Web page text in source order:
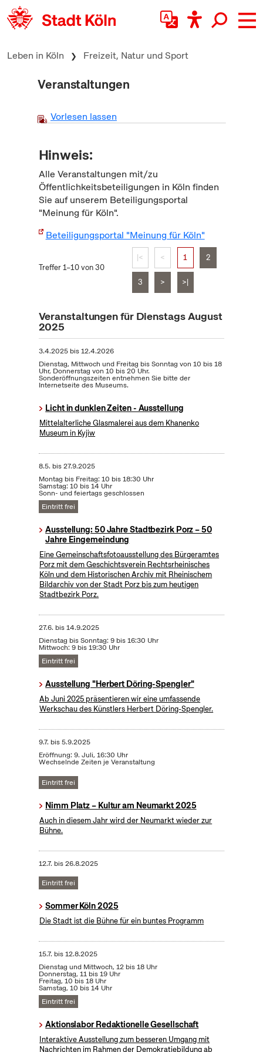
zum Inhalt springen
Leben in Köln Freizeit, Natur und Sport
Veranstaltungen
Vorlesen lassen
Hinweis:
Alle Veranstaltungen mit/zu
Öffentlichkeitsbeteiligungen in Köln finden
Sie auf unserem Beteiligungsportal
"Meinung für Köln".
Beteiligungsportal "Meinung für Köln"
Treffer 1–10 von 30
|< < 1 2
3 > >|
Veranstaltungen für Dienstags August
2025
3.4.2025bis12.4.2026
Dienstag, Mittwoch und Freitag bis Sonntag von 10 bis 18
Uhr, Donnerstag von 10 bis 20 Uhr.
Sonderöffnungszeiten entnehmen Sie bitte der
Internetseite des Museums.
Licht in dunklen Zeiten - Ausstellung
Mittelalterliche Glasmalerei aus dem Khanenko
Museum in Kyjiw
8.5. bis27.9.2025
Montag bis Freitag: 10 bis 18:30 Uhr
Samstag: 10 bis 14 Uhr
Sonn- und feiertags geschlossen
Eintritt frei
Ausstellung: 50 Jahre Stadtbezirk Porz – 50
Jahre Eingemeindung
Eine Gemeinschaftsfotoausstellung des Bürgeramtes
Porz mit dem Geschichtsverein Rechtsrheinisches
Köln und dem Historischen Archiv mit Rheinischem
Bildarchiv von der Stadt Porz bis zum heutigen
Stadtbezirk Porz.
27.6. bis14.9.2025
Dienstag bis Sonntag: 9 bis 16:30 Uhr
Mittwoch: 9 bis 19:30 Uhr
Eintritt frei
Ausstellung "Herbert Döring-Spengler"
Ab Juni 2025 präsentieren wir eine umfassende
Werkschau des Künstlers Herbert Döring-Spengler.
9.7. bis5.9.2025
Eröffnung: 9. Juli, 16:30 Uhr
Wechselnde Zeiten je Veranstaltung
Eintritt frei
Nimm Platz – Kultur am Neumarkt 2025
Auch in diesem Jahr wird der Neumarkt wieder zur
Bühne.
12.7. bis26.8.2025
Eintritt frei
Sommer Köln 2025
Die Stadt ist die Bühne für ein buntes Programm
15.7. bis12.8.2025
Dienstag und Mittwoch, 12 bis 18 Uhr
Donnerstag, 11 bis 19 Uhr
Freitag, 10 bis 18 Uhr
Samstag, 10 bis 14 Uhr
Eintritt frei
Aktionslabor Redaktionelle Gesellschaft
Interaktive Ausstellung zum besseren Umgang mit
Nachrichten im Rahmen der Demokratiebildung ab